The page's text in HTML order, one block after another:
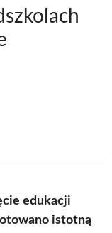
edukacji
istotną